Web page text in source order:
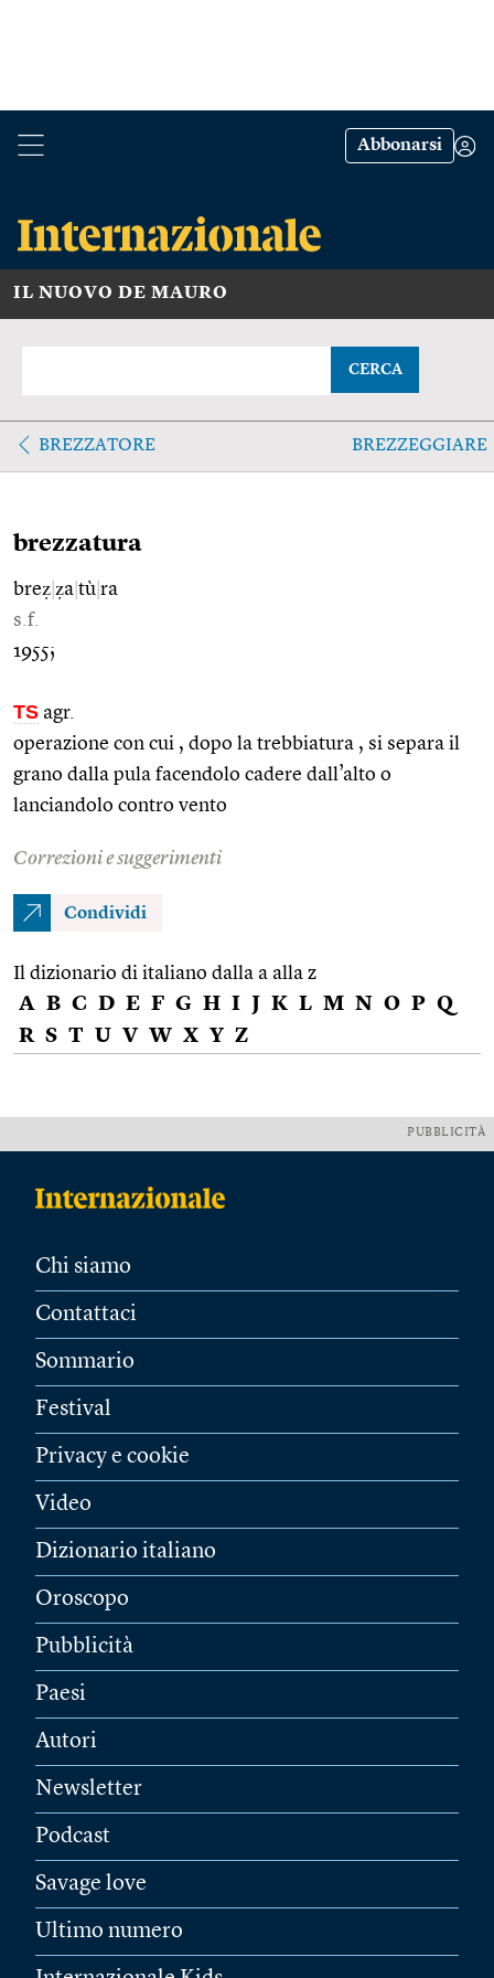
Abbonarsi
IL NUOVO DE MAURO
CERCA
BREZZATORE BREZZEGGIARE
brezzatura
breẓ ẓa tù ra
s.f.
1955;
TS agr.
operazione con cui , dopo la trebbiatura , si separa il
grano dalla pula facendolo cadere dall’alto o
lanciandolo contro vento
Correzioni e suggerimenti
Condividi
Il dizionario di italiano dalla a alla z
A B C D E F G H I J K L M N O P Q
R S T U V W X Y Z
PUBBLICITÀ
Chi siamo
Contattaci
Sommario
Festival
Privacy e cookie
Video
Dizionario italiano
Oroscopo
Pubblicità
Paesi
Autori
Newsletter
Podcast
Savage love
Ultimo numero